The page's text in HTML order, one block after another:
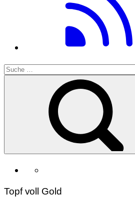
Topf voll Gold